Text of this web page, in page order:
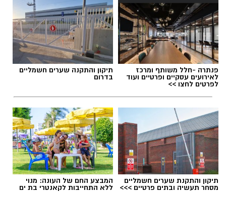
פנתרה -חלל משותף ומרכז
לאירועים עסקיים ופרטיים ועוד
לפרטים לחצו >>
תיקון והתקנה שערים חשמליים
בדרום
תיקון והתקנת שערים חשמליים
מסחר תעשיה ובתים פרטיים >>>
המבצע החם של העונה: מנוי
ללא התחייבות לקאנטרי בת ים